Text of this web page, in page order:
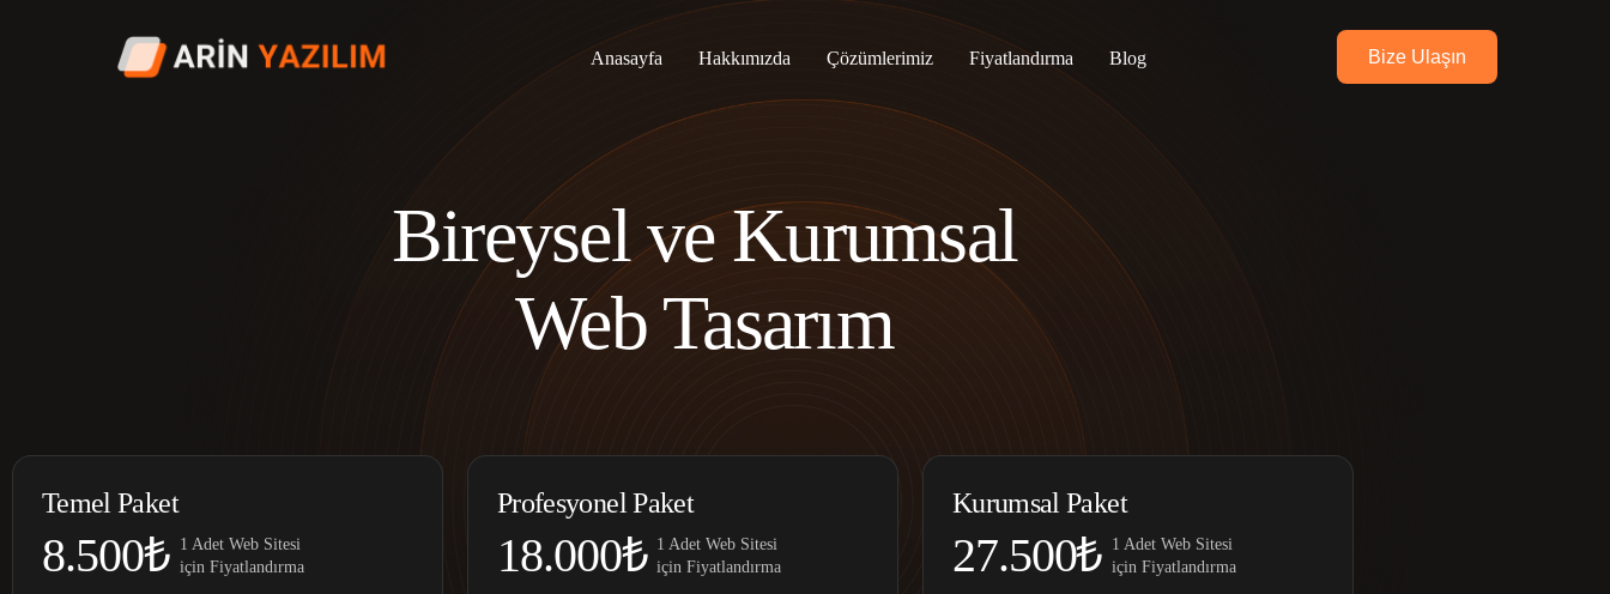
Anasayfa Hakkımızda Çözümlerimiz Fiyatlandırma Blog Bize Ulaşın
Bireysel ve Kurumsal
Web Tasarım
Temel Paket
8.500₺
1 Adet Web Sitesi
için Fiyatlandırma
Profesyonel Paket
18.000₺ 1 Adet Web Sitesi
için Fiyatlandırma
Kurumsal Paket
27.500₺ 1 Adet Web Sitesi
için Fiyatlandırma